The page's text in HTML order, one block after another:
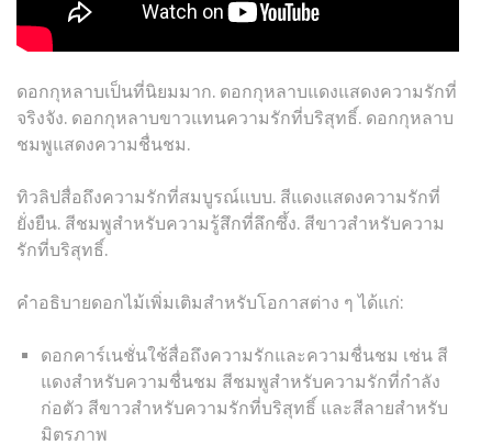
ดอกกุหลาบเป็นที่นิยมมาก. ดอกกุหลาบแดงแสดงความรักที่
จริงจัง. ดอกกุหลาบขาวแทนความรักที่บริสุทธิ์. ดอกกุหลาบ
ชมพูแสดงความชื่นชม.
ทิวลิปสื่อถึงความรักที่สมบูรณ์แบบ. สีแดงแสดงความรักที่
ยั่งยืน. สีชมพูสำหรับความรู้สึกที่ลึกซึ้ง. สีขาวสำหรับความ
รักที่บริสุทธิ์.
คำอธิบายดอกไม้เพิ่มเติมสำหรับโอกาสต่าง ๆ ได้แก่:
ดอกคาร์เนชั่นใช้สื่อถึงความรักและความชื่นชม เช่น สี
แดงสำหรับความชื่นชม สีชมพูสำหรับความรักที่กำลัง
ก่อตัว สีขาวสำหรับความรักที่บริสุทธิ์ และสีลายสำหรับ
มิตรภาพ